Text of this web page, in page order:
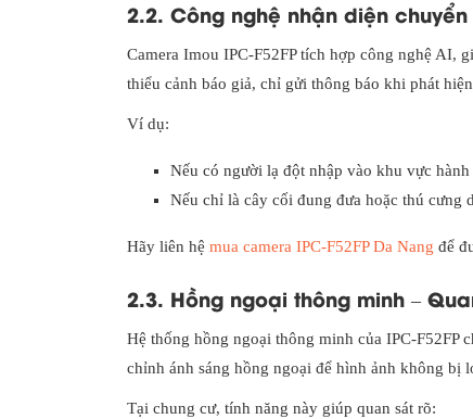
2.2. Công nghệ nhận diện
Camera Imou IPC-F52FP tích hợp công nghệ AI,
thiểu cảnh báo giả, chỉ gửi thông báo khi phát
Ví dụ:
Nếu có người lạ đột nhập vào khu vực
Nếu chỉ là cây cối đung đưa hoặc thú cưng
Hãy liên hệ mua camera IPC-F52FP Da Nang để
2.3. Hồng ngoại thông minh –
Hệ thống hồng ngoại thông minh của IPC-F52FP
chỉnh ánh sáng hồng ngoại để hình ảnh không bị
Tại chung cư, tính năng này giúp quan sát rõ: